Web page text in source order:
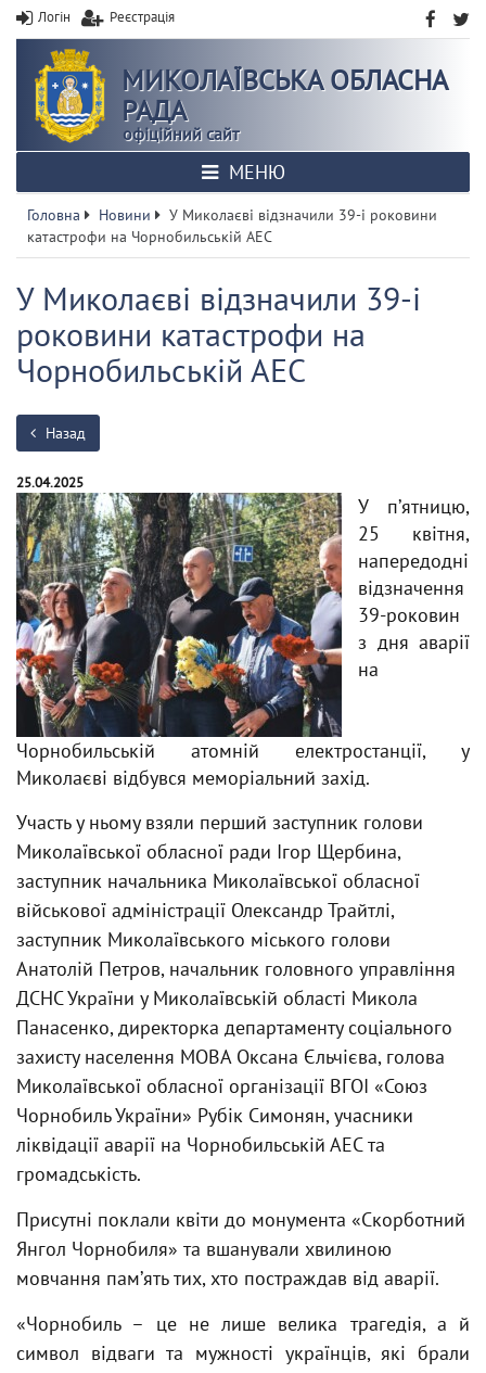
Логін Реєстрація
МИКОЛАЇВСЬКА ОБЛАСНА
РАДА
офіційний сайт
МЕНЮ
Головна Новини
У Миколаєві відзначили 39-і роковини
катастрофи на Чорнобильській АЕС
У Миколаєві відзначили 39-і
роковини катастрофи на
Чорнобильській АЕС
Назад
25.04.2025
У пʼятницю,
25 квітня,
напередодні
відзначення
39-роковин
з дня аварії
на
Чорнобильській атомній електростанції, у
Миколаєві відбувся меморіальний захід.
Участь у ньому взяли перший заступник голови
Миколаївської обласної ради Ігор Щербина,
заступник начальника Миколаївської обласної
військової адміністрації Олександр Трайтлі,
заступник Миколаївського міського голови
Анатолій Петров, начальник головного управління
ДСНС України у Миколаївській області Микола
Панасенко, директорка департаменту соціального
захисту населення МОВА Оксана Єльчієва, голова
Миколаївської обласної організації ВГОІ «Союз
Чорнобиль України» Рубік Симонян, учасники
ліквідації аварії на Чорнобильській АЕС та
громадськість.
Присутні поклали квіти до монумента «Скорботний
Янгол Чорнобиля» та вшанували хвилиною
мовчання памʼять тих, хто постраждав від аварії.
«Чорнобиль – це не лише велика трагедія, а й
символ відваги та мужності українців, які брали